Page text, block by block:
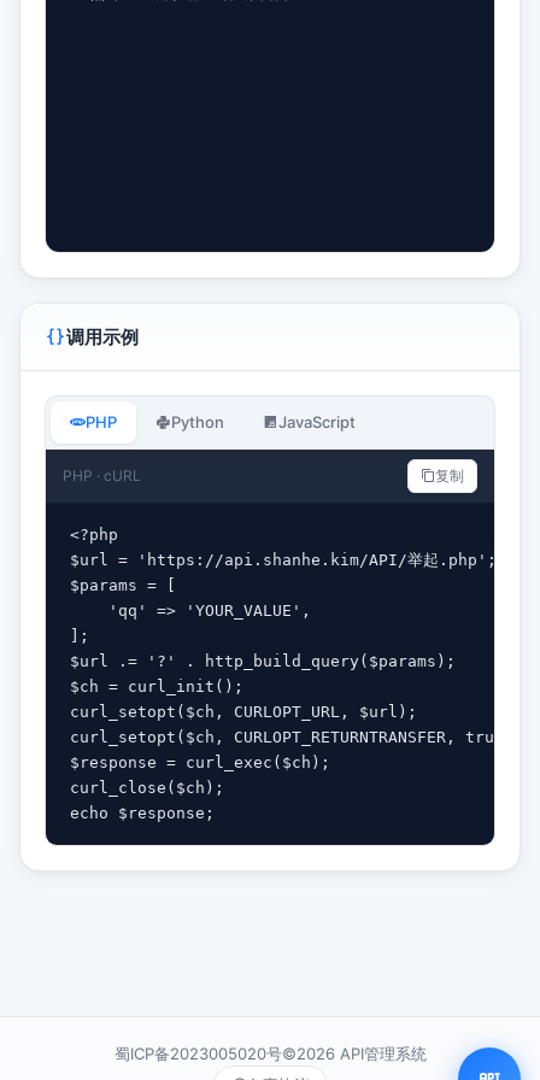
调用示例
PHP Python JavaScript
PHP · cURL 复制
<?php
$url = 'https://api.shanhe.kim/API/举起.php';
$params = [
    'qq' => 'YOUR_VALUE',
];
$url .= '?' . http_build_query($params);
$ch = curl_init();
curl_setopt($ch, CURLOPT_URL, $url);
curl_setopt($ch, CURLOPT_RETURNTRANSFER, true);
$response = curl_exec($ch);
curl_close($ch);
echo $response;
蜀ICP备2023005020号©2026 API管理系统